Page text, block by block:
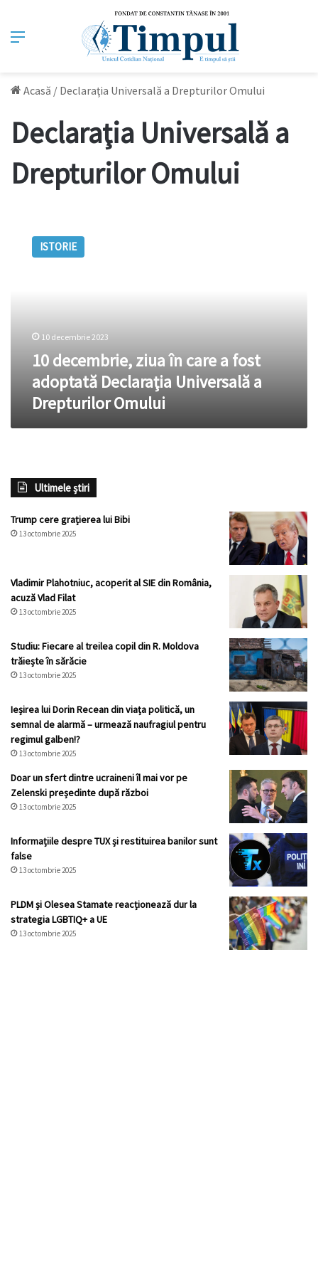
Meniu
Acasă / Declaraţia Universală a Drepturilor Omului
Declaraţia Universală a
Drepturilor Omului
decembrie,
Declaraţia
Universală
Drepturilor
Omului
ISTORIE
10 decembrie 2023
10 decembrie, ziua în care a fost
adoptată Declaraţia Universală a
Drepturilor Omului
Ultimele știri
Trump cere grațierea lui Bibi
13 octombrie 2025
Vladimir Plahotniuc, acoperit al SIE din România,
acuză Vlad Filat
13 octombrie 2025
Studiu: Fiecare al treilea copil din R. Moldova
trăiește în sărăcie
13 octombrie 2025
Ieșirea lui Dorin Recean din viața politică, un
semnal de alarmă – urmează naufragiul pentru
regimul galben!?
13 octombrie 2025
Doar un sfert dintre ucraineni îl mai vor pe
Zelenski președinte după război
13 octombrie 2025
Informațiile despre TUX și restituirea banilor sunt
false
13 octombrie 2025
PLDM și Olesea Stamate reacționează dur la
strategia LGBTIQ+ a UE
13 octombrie 2025